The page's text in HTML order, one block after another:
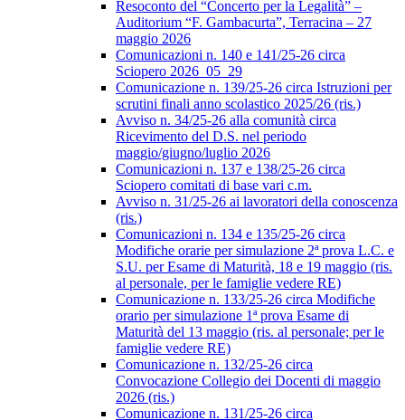
Resoconto del “Concerto per la Legalità” –
Auditorium “F. Gambacurta”, Terracina – 27
maggio 2026
Comunicazioni n. 140 e 141/25-26 circa
Sciopero 2026_05_29
Comunicazione n. 139/25-26 circa Istruzioni per
scrutini finali anno scolastico 2025/26 (ris.)
Avviso n. 34/25-26 alla comunità circa
Ricevimento del D.S. nel periodo
maggio/giugno/luglio 2026
Comunicazioni n. 137 e 138/25-26 circa
Sciopero comitati di base vari c.m.
Avviso n. 31/25-26 ai lavoratori della conoscenza
(ris.)
Comunicazioni n. 134 e 135/25-26 circa
Modifiche orarie per simulazione 2ª prova L.C. e
S.U. per Esame di Maturità, 18 e 19 maggio (ris.
al personale, per le famiglie vedere RE)
Comunicazione n. 133/25-26 circa Modifiche
orario per simulazione 1ª prova Esame di
Maturità del 13 maggio (ris. al personale; per le
famiglie vedere RE)
Comunicazione n. 132/25-26 circa
Convocazione Collegio dei Docenti di maggio
2026 (ris.)
Comunicazione n. 131/25-26 circa